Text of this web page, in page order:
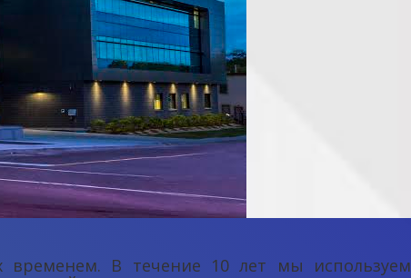
временем. В течение 10 лет мы используем